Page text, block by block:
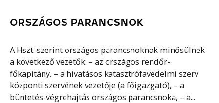
ORSZÁGOS PARANCSNOK
A Hszt. szerint országos parancsnoknak minősülnek
a következő vezetők: – az országos rendőr-
főkapitány, – a hivatásos katasztrófavédelmi szerv
központi szervének vezetője (a főigazgató), – a
büntetés-végrehajtás országos parancsnoka, – a...